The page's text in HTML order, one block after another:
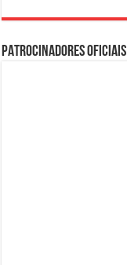
PATROCINADORES OFICIAIS